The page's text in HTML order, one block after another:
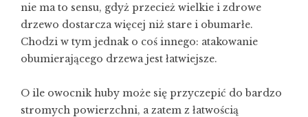
nie ma to sensu, gdyż przecież wielkie i zdrowe
drzewo dostarcza więcej niż stare i obumarłe.
Chodzi w tym jednak o coś innego: atakowanie
obumierającego drzewa jest łatwiejsze.
O ile owocnik huby może się przyczepić do bardzo
stromych powierzchni, a zatem z łatwością